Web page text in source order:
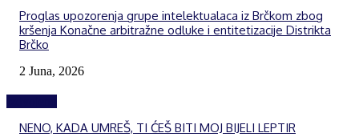
Proglas upozorenja grupe intelektualaca iz Brčkom zbog
kršenja Konačne arbitražne odluke i entitetizacije Distrikta
Brčko
2 Juna, 2026
NENO, KADA UMREŠ, TI ĆEŠ BITI MOJ BIJELI LEPTIR